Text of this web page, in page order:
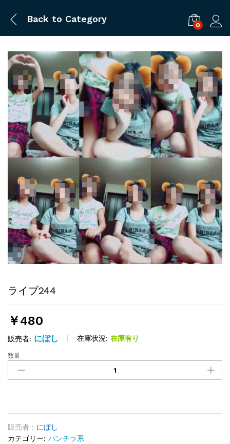
Back to Category
0
ライブ244
￥480
販売者: にぼし 在庫状況: 在庫有り
ラ
ブ
数量
販売者 : にぼし
カテゴリー: パンチラ系